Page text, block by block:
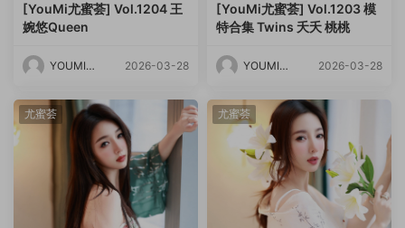
[YouMi尤蜜荟] Vol.1204 王
婉悠Queen
YOUMI尤
2026-03-28
[YouMi尤蜜荟] Vol.1203 模
特合集 Twins 夭夭 桃桃
YOUMI尤
2026-03-28
尤蜜荟 尤蜜荟